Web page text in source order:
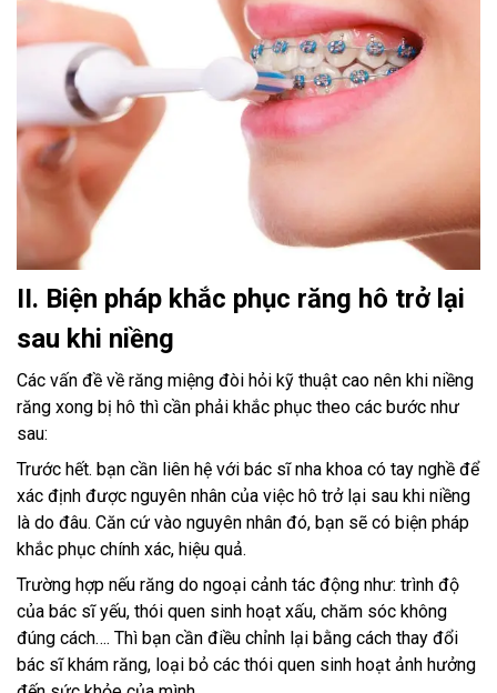
II. Biện pháp khắc phục răng hô trở lại
sau khi niềng
Các vấn đề về răng miệng đòi hỏi kỹ thuật cao nên khi niềng
răng xong bị hô thì cần phải khắc phục theo các bước như
sau:
Trước hết. bạn cần liên hệ với bác sĩ nha khoa có tay nghề để
xác định được nguyên nhân của việc hô trở lại sau khi niềng
là do đâu. Căn cứ vào nguyên nhân đó, bạn sẽ có biện pháp
khắc phục chính xác, hiệu quả.
Trường hợp nếu răng do ngoại cảnh tác động như: trình độ
của bác sĩ yếu, thói quen sinh hoạt xấu, chăm sóc không
đúng cách…. Thì bạn cần điều chỉnh lại bằng cách thay đổi
bác sĩ khám răng, loại bỏ các thói quen sinh hoạt ảnh hưởng